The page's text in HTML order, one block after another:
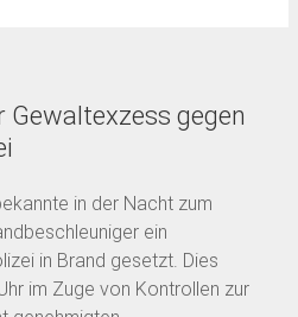
Gewaltexzess gegen
in der Nacht zum
ein
in Brand gesetzt. Dies
im Zuge von Kontrollen zur